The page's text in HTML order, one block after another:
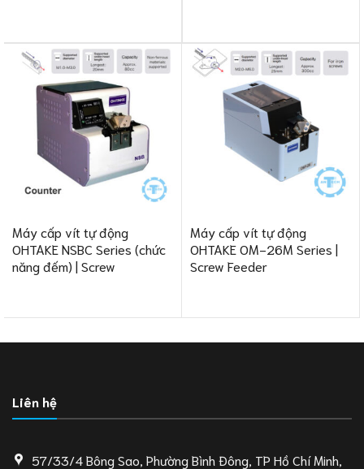
Máy cấp vít tự động
OHTAKE NSBC Series (chức
năng đếm) | Screw
Máy cấp vít tự động
OHTAKE OM-26M Series |
Screw Feeder
Liên hệ
57/33/4 Bông Sao, Phường Bình Đông, TP Hồ Chí Minh,